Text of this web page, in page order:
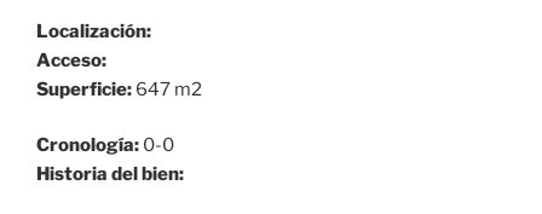
Localización:
Acceso:
Superficie: 647 m2
Cronología: 0-0
Historia del bien: